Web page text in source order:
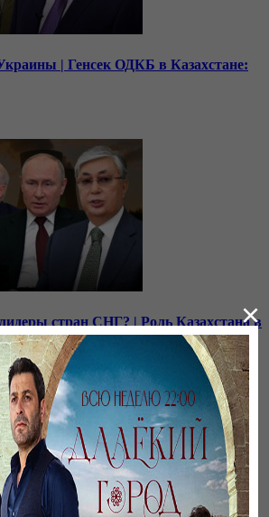
| Генсек ОДКБ в Казахстане:
стран СНГ? | Роль Казахстана в
АЭС
×